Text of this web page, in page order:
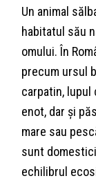
Un animal
habitatul său
omului. În
precum ursul
carpatin, lupul
enot, dar și
mare sau
sunt
echilibrul